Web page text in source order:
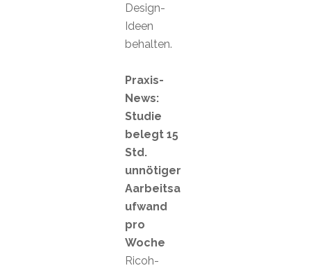
Design-
Ideen
behalten.
Praxis-
News:
Studie
belegt 15
Std.
unnötiger
Aarbeitsa
ufwand
pro
Woche
Ricoh-